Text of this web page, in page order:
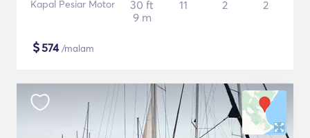
Kapal Pesiar Motor
30 ft
9 m
11 2 2
$574/malam